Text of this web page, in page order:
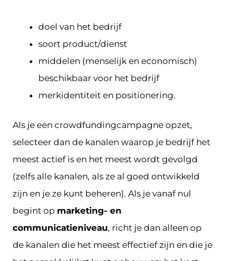
doel van het bedrijf
soort product/dienst
middelen (menselijk en economisch)
beschikbaar voor het bedrijf
merkidentiteit en positionering.
Als je een crowdfundingcampagne opzet,
selecteer dan de kanalen waarop je bedrijf het
meest actief is en het meest wordt gevolgd
(zelfs alle kanalen, als ze al goed ontwikkeld
zijn en je ze kunt beheren). Als je vanaf nul
begint op marketing- en
communicatieniveau, richt je dan alleen op
de kanalen die het meest effectief zijn en die je